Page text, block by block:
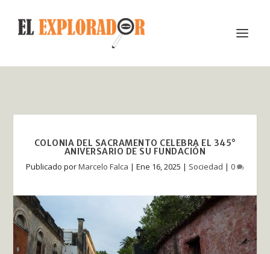
COLONIA DEL SACRAMENTO CELEBRA EL 345°
ANIVERSARIO DE SU FUNDACIÓN
Publicado porMarcelo Falca | Ene 16, 2025 | Sociedad | 0